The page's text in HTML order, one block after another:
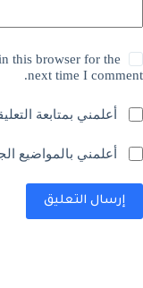
this browser for the
next time I comment.
أعلمني بمتابعة
أعلمني بالمواضيع
إرسال التعليق